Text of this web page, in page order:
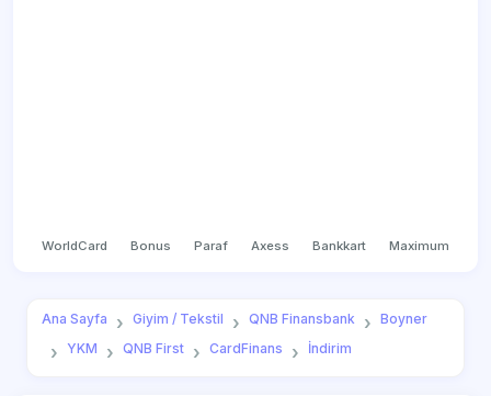
WorldCard Bonus Paraf Axess Bankkart Maximum
Ana Sayfa Giyim / Tekstil QNB Finansbank
Boyner
YKM
QNB First CardFinans İndirim